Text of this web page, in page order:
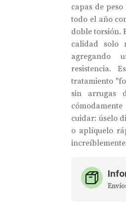
capas de
todo el año
doble torsión.
calidad solo
agregando
resistencia.
tratamiento
sin arrugas
cuidar: úselo
o aplíquelo